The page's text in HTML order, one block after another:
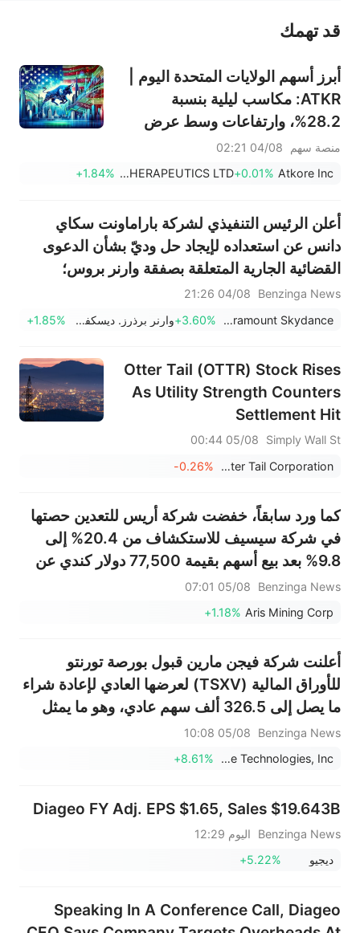
عند الضرورة، يرجى استشارة مستشار استثمار محترف. لا تقدم منصة سهم أي مشورة استثمارية، ولا تقدم أي التزامات أو ضمانات.
قد تهمك
أبرز أسهم الولايات المتحدة اليوم |
ATKR: مكاسب ليلية بنسبة
28.2%، وارتفاعات وسط عرض
استحواذ على شركة بريسميان
وأرباح ربع سنوية قوية فاقت
منصة سهم
04/08 02:21
Atkore Inc
+0.01%
AUTOLUS THERAPEUTICS LTD
+1.84%
أعلن الرئيس التنفيذي لشركة باراماونت سكاي
دانس عن استعداده لإيجاد حل وديّ بشأن الدعوى
القضائية الجارية المتعلقة بصفقة وارنر بروس؛
تفرض منصة بريدج رسومًا رمزية تتراوح بين 8 و9
Benzinga News
04/08 21:26
Paramount Skydance
+3.60% وارنر برذرز. ديسكفري +1.85%
Otter Tail (OTTR) Stock Rises
As Utility Strength Counters
Settlement Hit
Simply Wall St
05/08 00:44
Otter Tail Corporation
-0.26%
كما ورد سابقاً، خفضت شركة أريس للتعدين حصتها
في شركة سيسيف للاستكشاف من 20.4% إلى
9.8% بعد بيع أسهم بقيمة 77,500 دولار كندي عن
طريق وسيط خاص
Benzinga News
05/08 07:01
Aris Mining Corp
+1.18%
أعلنت شركة فيجن مارين قبول بورصة تورنتو
للأوراق المالية (TSXV) لعرضها العادي لإعادة شراء
ما يصل إلى 326.5 ألف سهم عادي، وهو ما يمثل
حوالي 5% من الأسهم القائمة.
Benzinga News
05/08 10:08
Vision Marine Technologies, Inc.
+8.61%
Diageo FY Adj. EPS $1.65, Sales $19.643B
Benzinga News
اليوم 12:29
ديجيو
+5.22%
Speaking In A Conference Call, Diageo